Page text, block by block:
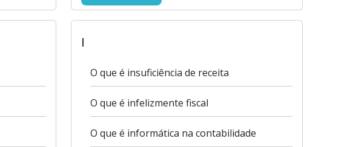
I
O que é insuficiência de receita
O que é infelizmente fiscal
O que é informática na contabilidade